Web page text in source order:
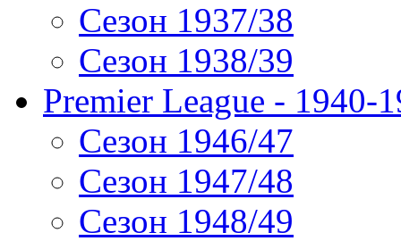
Сезон 1937/38
Сезон 1938/39
Premier League - 1940-
Сезон 1946/47
Сезон 1947/48
Сезон 1948/49